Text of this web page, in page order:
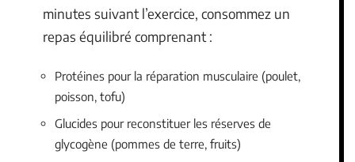
minutes suivant l’exercice, consommez un
repas équilibré comprenant :
Protéines pour la réparation musculaire (poulet,
poisson, tofu)
Glucides pour reconstituer les réserves de
glycogène (pommes de terre, fruits)